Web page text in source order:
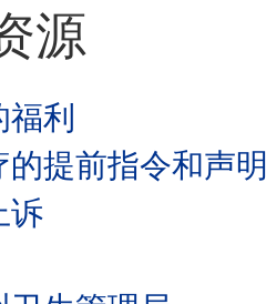
源
利
的提前指令和声明
诉